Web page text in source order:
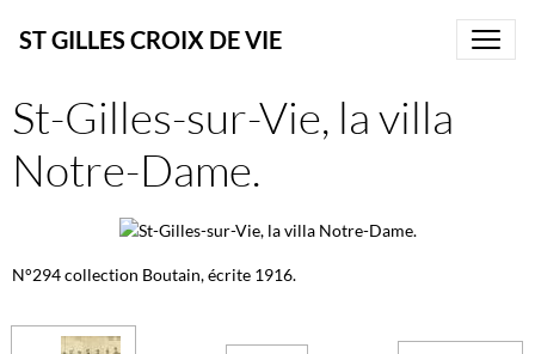
ST GILLES CROIX DE VIE
St-Gilles-sur-Vie, la villa
Notre-Dame.
N°294 collection Boutain, écrite 1916.